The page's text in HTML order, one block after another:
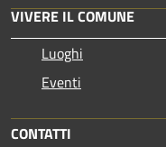
VIVERE IL COMUNE
Luoghi
Eventi
CONTATTI